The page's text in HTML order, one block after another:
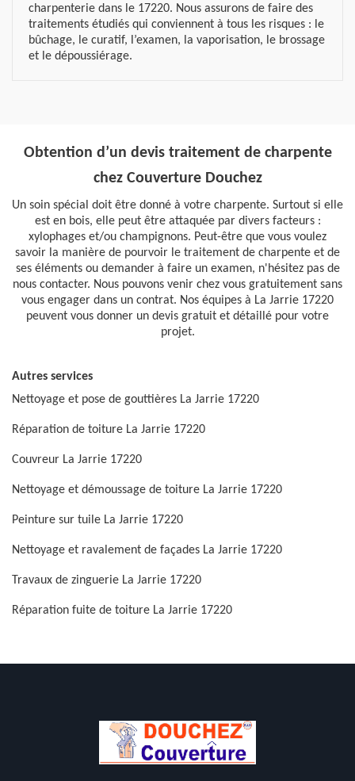
charpenterie dans le 17220. Nous assurons de faire des
traitements étudiés qui conviennent à tous les risques : le
bûchage, le curatif, l’examen, la vaporisation, le brossage
et le dépoussiérage.
Obtention d’un devis traitement de charpente
chez Couverture Douchez
Un soin spécial doit être donné à votre charpente. Surtout si elle
est en bois, elle peut être attaquée par divers facteurs :
xylophages et/ou champignons. Peut-être que vous voulez
savoir la manière de pourvoir le traitement de charpente et de
ses éléments ou demander à faire un examen, n'hésitez pas de
nous contacter. Nous pouvons venir chez vous gratuitement sans
vous engager dans un contrat. Nos équipes à La Jarrie 17220
peuvent vous donner un devis gratuit et détaillé pour votre
projet.
Autres services
Nettoyage et pose de gouttières La Jarrie 17220
Réparation de toiture La Jarrie 17220
Couvreur La Jarrie 17220
Nettoyage et démoussage de toiture La Jarrie 17220
Peinture sur tuile La Jarrie 17220
Nettoyage et ravalement de façades La Jarrie 17220
Travaux de zinguerie La Jarrie 17220
Réparation fuite de toiture La Jarrie 17220